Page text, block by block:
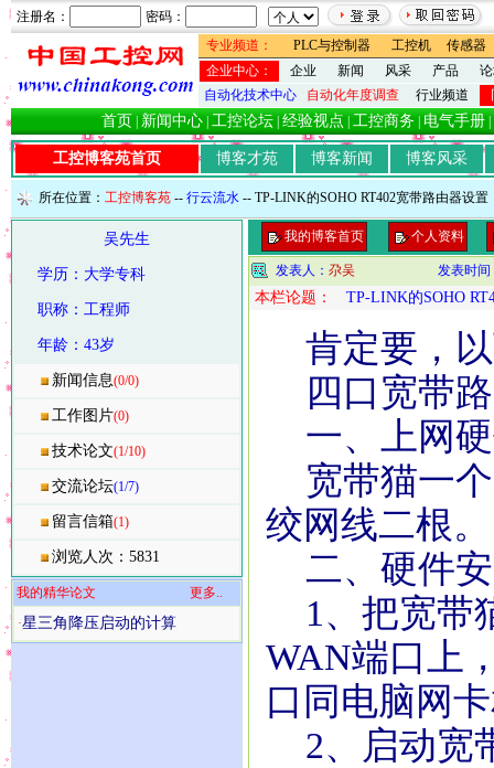
注册名：
密码：
专业频道：
PLC与控制器 工控机
传感器
企业中心：
企业 新闻 风采 产品
自动化技术中心
自动化年度调查 行业频道
首页 新闻中心 工控论坛 经验视点 工控商务 电气手册
工控博客苑首页 博客才苑 博客新闻 博客风采
所在位置： 工控博客苑 -- 行云流水 -- TP-LINK的SOHO RT402宽带路由器设置
吴先生
学历：大学专科
职称：工程师
年龄：43岁
新闻信息(0/0)
工作图片(0)
技术论文(1/10)
交流论坛(1/7)
留言信箱(1)
浏览人次：5831
我的精华论文
更多..
·星三角降压启动的计算
我的博客首页 个人资料
发表人： 尕吴 发表时间
本栏论题： TP-LINK的SOHO
肯定要，以
四口宽带路
一、上网
宽带猫一个
绞网线二根。
二、硬件
1、把宽带
WAN端口上
口同电脑网
2、启动宽